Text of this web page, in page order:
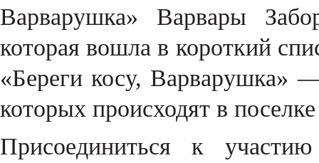
Варварушка» Варвары
которая вошла в короткий
«Береги косу, Варварушка»
которых происходят в
Присоединиться к